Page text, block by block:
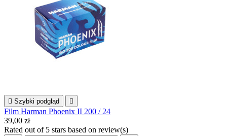
 Szybki podgląd 
Film Harman Phoenix II 200 / 24
39,00 zł
Rated out of 5 stars based on review(s)